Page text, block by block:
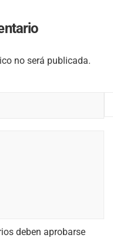
no será publicada.
deben aprobarse